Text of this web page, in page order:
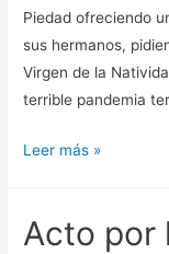
Piedad ofreciendo
sus hermanos,
Virgen de la
terrible pandemia
Respetos
Sagrada
Leer más »
Acto por